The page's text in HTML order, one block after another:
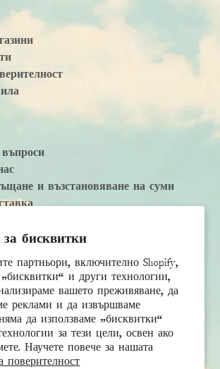
бисквитки
партньори, включително Shopify,
и други технологии,
вашето преживяване, да
реклами и да извършваме
да използваме „бисквитки“
за тези цели, освен ако
Научете повече за нашата
поверителност
и възстановяване на суми
latest news & connect with your stylist